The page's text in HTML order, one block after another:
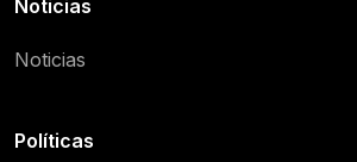
Noticias
Noticias
Políticas